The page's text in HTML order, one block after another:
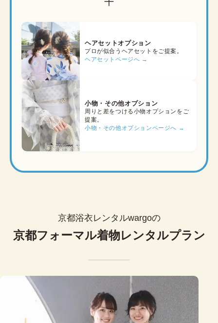
ヘアセットオプション
プロが似合うヘアセットをご提案。
ヘアセットページへ →
小物・その他オプション
周りと差をつける小物オプションをご
提案。
小物・その他オプションページへ →
京都浴衣レンタルwargoの
京都フォーマル着物レンタルプラン